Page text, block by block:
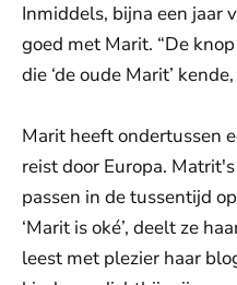
Inmiddels, bijna een jaar
goed met Marit. “De
die ‘de oude Marit’
Marit heeft ondertussen
reist door Europa.
passen in de tussentijd
‘Marit is oké’, deelt ze
leest met plezier haar